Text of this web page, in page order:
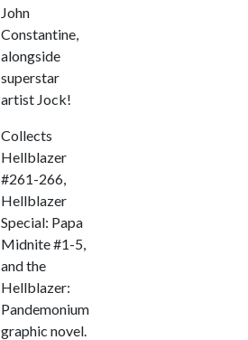
John
Constantine,
alongside
superstar
artist Jock!
Collects
Hellblazer
#261-266,
Hellblazer
Special: Papa
Midnite #1-5,
and the
Hellblazer:
Pandemonium
graphic novel.